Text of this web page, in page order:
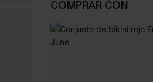
COMPRAR CON